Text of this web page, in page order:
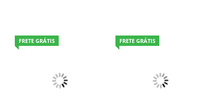
FRETE GRÁTIS FRETE GRÁTIS